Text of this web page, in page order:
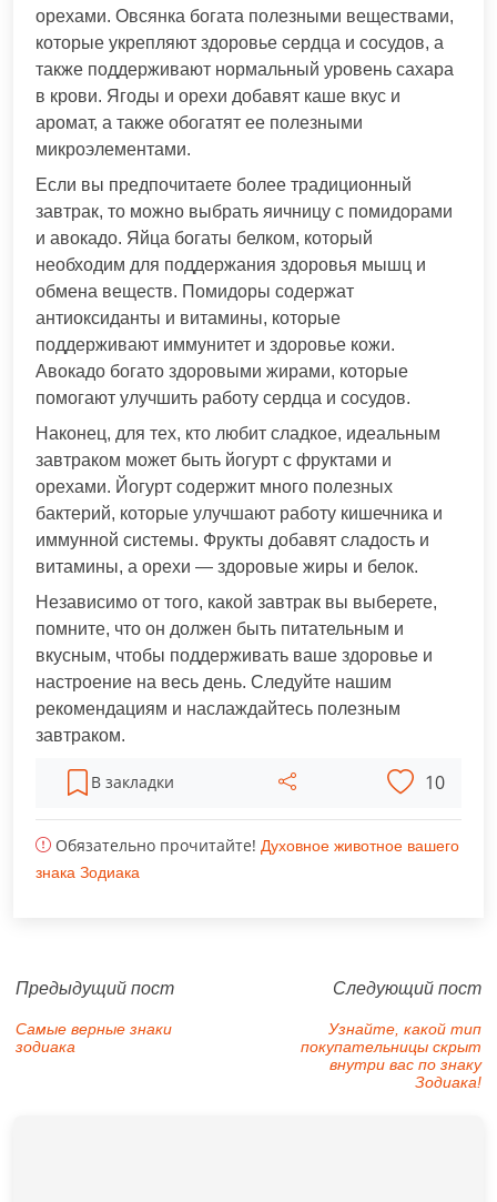
орехами. Овсянка богата полезными веществами,
которые укрепляют здоровье сердца и сосудов, а
также поддерживают нормальный уровень сахара
в крови. Ягоды и орехи добавят каше вкус и
аромат, а также обогатят ее полезными
микроэлементами.
Если вы предпочитаете более традиционный
завтрак, то можно выбрать яичницу с помидорами
и авокадо. Яйца богаты белком, который
необходим для поддержания здоровья мышц и
обмена веществ. Помидоры содержат
антиоксиданты и витамины, которые
поддерживают иммунитет и здоровье кожи.
Авокадо богато здоровыми жирами, которые
помогают улучшить работу сердца и сосудов.
Наконец, для тех, кто любит сладкое, идеальным
завтраком может быть йогурт с фруктами и
орехами. Йогурт содержит много полезных
бактерий, которые улучшают работу кишечника и
иммунной системы. Фрукты добавят сладость и
витамины, а орехи — здоровые жиры и белок.
Независимо от того, какой завтрак вы выберете,
помните, что он должен быть питательным и
вкусным, чтобы поддерживать ваше здоровье и
настроение на весь день. Следуйте нашим
рекомендациям и наслаждайтесь полезным
завтраком.
В закладки 10
Обязательно прочитайте! Духовное животное вашего
знака Зодиака
Предыдущий пост
Самые верные знаки
зодиака
Следующий пост
Узнайте, какой тип
покупательницы скрыт
внутри вас по знаку
Зодиака!